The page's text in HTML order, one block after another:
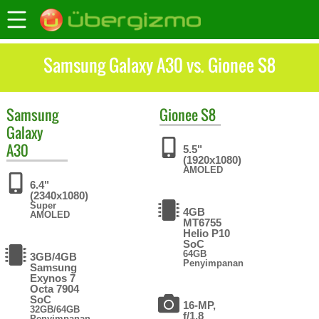
Samsung Galaxy A30 vs. Gionee S8
Samsung
Galaxy
A30
6.4"
(2340x1080)
Super
AMOLED
3GB/4GB
Samsung
Exynos 7
Octa 7904
SoC
32GB/64GB
GioneeS8
5.5"
(1920x1080)
AMOLED
4GB
MT6755
Helio P10
SoC
64GB
Penyimpanan
16-MP,
f/1.8